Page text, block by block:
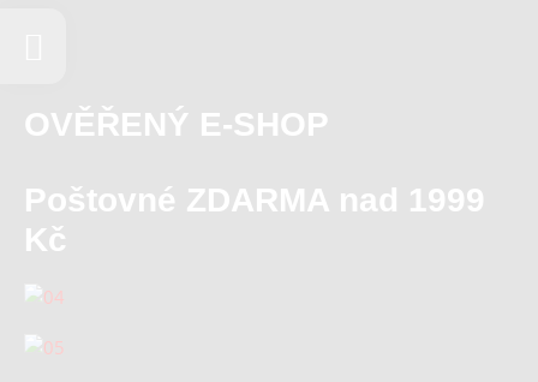
OVĚŘENÝ E-SHOP
Poštovné ZDARMA nad 1999
Kč